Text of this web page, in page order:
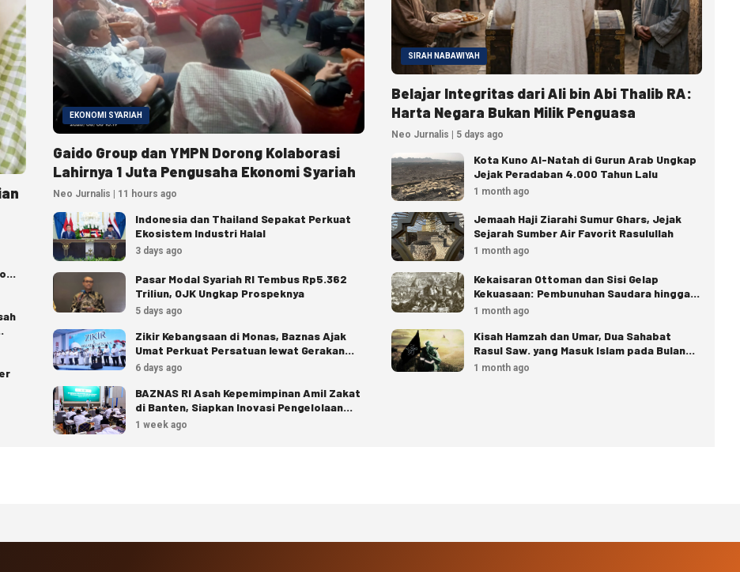
EKONOMI SYARIAH
Gaido Group dan YMPN Dorong Kolaborasi
Lahirnya 1 Juta Pengusaha Ekonomi Syariah
Neo Jurnalis | 11 hours ago
Indonesia dan Thailand Sepakat Perkuat
Ekosistem Industri Halal
3 days ago
Pasar Modal Syariah RI Tembus Rp5.362
Triliun, OJK Ungkap Prospeknya
5 days ago
Zikir Kebangsaan di Monas, Baznas Ajak
Umat Perkuat Persatuan lewat Gerakan
Zakat
6 days ago
BAZNAS RI Asah Kepemimpinan Amil Zakat
di Banten, Siapkan Inovasi Pengelolaan
Zakat
1 week ago
SIRAH NABAWIYAH
Belajar Integritas dari Ali bin Abi Thalib RA:
Harta Negara Bukan Milik Penguasa
Neo Jurnalis | 5 days ago
Kota Kuno Al-Natah di Gurun Arab Ungkap
Jejak Peradaban 4.000 Tahun Lalu
1 month ago
Jemaah Haji Ziarahi Sumur Ghars, Jejak
Sejarah Sumber Air Favorit Rasulullah
1 month ago
Kekaisaran Ottoman dan Sisi Gelap
Kekuasaan: Pembunuhan Saudara hingga
Eksekusi Istana
1 month ago
Kisah Hamzah dan Umar, Dua Sahabat
Rasul Saw. yang Masuk Islam pada Bulan
Dzulhijjah
1 month ago